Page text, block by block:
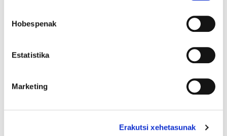
Hobespenak
Estatistika
Marketing
Erakutsi xehetasunak
Haur eta Lehen Hezkuntza